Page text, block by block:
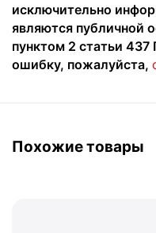
исключительно
являются публичной
пунктом 2 статьи
ошибку, пожалуйста,
Похожие товары